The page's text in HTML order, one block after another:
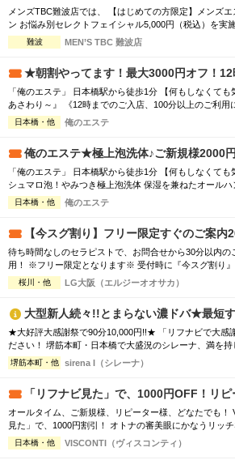
メンズTBC難波店では、 【はじめての方限定】メンズエステ特別割引キャンペー
ン お悩み別セレクトフェイシャル5,000円（税込）を実施中！ MENS TBC初めての
方限定 お1人様1回限りの特別体験価格 ※Web予約申し
ださい。
難波 MEN’S TBC 難波店
★朝割やってます！最大3000円オフ！12
「俺のエステ」 日本橋駅から徒歩1分 【何もしなくても気持ち
あさわり～』 《12時までのご入店、100分以上のご利用に限り》 3000
100分 14,800円 120分 18,800円 150分 24,800円 180分 30,800円 ※指名料
機会に是非ご利用ください！ 何もしなくても最高に気持ち良い！ 男性にとって贅
日本橋・他 俺のエステ
俺のエステ★極上泡洗体♪ご新規様2000
「俺のエステ」 日本橋駅から徒歩1分 【何もしなくて
シュマロ泡！やみつき極上泡洗体 保湿を兼ねたオールハ
らに豊富なオプションが充実 ・ヘッドスパ ・眼精疲労
フェイシャル ・かかと磨き ・あかすり －－－－－－ ★
普段自分で...
日本橋・他 俺のエステ
【今スグ割り】フリー限定すぐのご案内
待ち時間なしのセラピストで、お問合せから30分以内の
用！ ※フリー限定となります※ 受付時に『今スグ割り』とお伝え下さい ご新規
様・リピーター様ともに ★2,000円OFF★ 90分 16,000円⇒14,000円 120分 21,000
円⇒19,000円 ※90分コース以上※ ※他との割引併用不
桜川・他 LG大阪（エルジーオオサカ）
大型新人続々!!とまらない濃ドバ★最短
★大好評大感謝祭で90分10,000円!!★ 「リフナビで大感謝祭みた」とお申し付けく
ださい！ 堺筋本町・日本橋で大盛況のシレーナ、満を持してリフナビ再上陸!! 新規
様リピーター様問わずご利用可能なイベントで、 ハイス
ひお楽しみください☆彡 ※フリー限定・待機セラピスト複数の時限定 ★大感謝祭
堺筋本町・他 sirena I（シレーナ）
「リフナビ見た」で、1000円OFF！リ
オールタイム、ご新規様、リピーター様、どなたでも！ VISCONTIは、「リフナビ
見た」で、1000円割引！ オトナの審美眼にかなうリッチな密会のお部屋で、 トッ
プセラピストと過ごす、最高の癒し。 美しいセラピストの白く、細い指先が、
雄々しいアナタのカラダの隅々に、恥ずかしいまでに届く。 癒されてゆくほ
日本橋・他 VISCONTI（ヴィスコンティ）